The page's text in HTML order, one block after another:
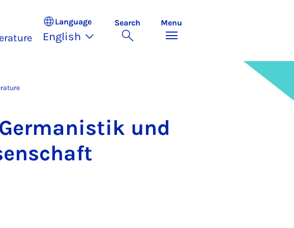
Language
English
Search Menu
und